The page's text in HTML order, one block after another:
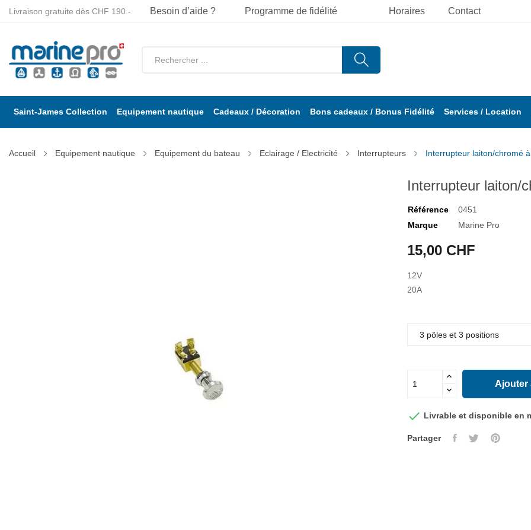
Horaires Contact
Livraison gratuite dès CHF 190.- Besoin d’aide ? Programme de fidélité
Saint-James Collection Equipement nautique Cadeaux / Décoration Bons cadeaux / Bonus Fidélité Services / Location
Accueil Equipement nautique Equipement du bateau Eclairage / Electricité Interrupteurs Interrupteur laiton/chromé
Interrupteur laiton/
Référence
0451
Marque
Marine Pro
15,00 CHF
12V
20A
Ajouter
 Livrable et disponible en
Partager